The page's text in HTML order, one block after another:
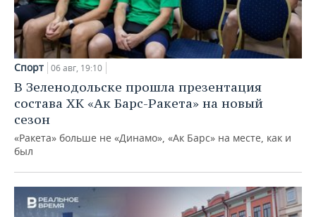
Спорт 06 авг, 19:10
В Зеленодольске прошла презентация
состава ХК «Ак Барс-Ракета» на новый
сезон
«Ракета» больше не «Динамо», «Ак Барс» на месте, как и
был